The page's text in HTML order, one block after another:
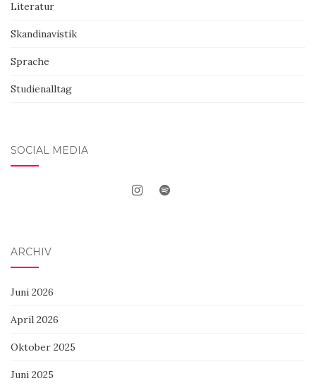
Literatur
Skandinavistik
Sprache
Studienalltag
SOCIAL MEDIA
ARCHIV
Juni 2026
April 2026
Oktober 2025
Juni 2025